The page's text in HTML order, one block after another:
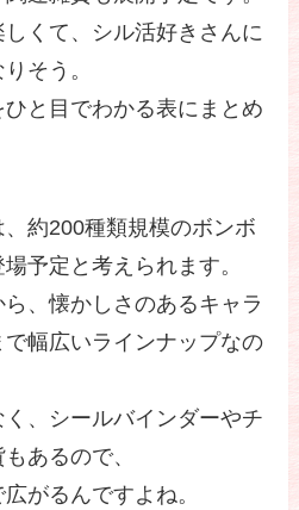
くて、シル活好きさんに
そう。
と目でわかる表にまとめ
約200種類規模のボンボ
予定と考えられます。
、懐かしさのあるキャラ
幅広いラインナップなの
、シールバインダーやチ
あるので、
がるんですよね。